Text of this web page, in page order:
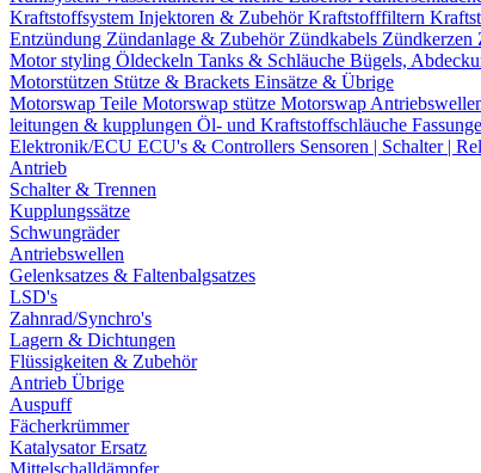
Kraftstoffsystem Injektoren & ZubehörKraftstofffiltern
Entzündung Zündanlage & Zubehör Zündkabels Zündkerzen
Motor styling Öldeckeln Tanks & Schläuche Bügels,
Motorstützen Stütze & Brackets Einsätze & Übrige
Motorswap Teile Motorswap stütze Motorswap
leitungen & kupplungen Öl- und Kraftstoffschläuche
Elektronik/ECU ECU's & Controllers Sensoren | Schalter |
Antrieb
Schalter & Trennen
Kupplungssätze
Schwungräder
Antriebswellen
Gelenksatzes & Faltenbalgsatzes
LSD's
Zahnrad/Synchro's
Lagern & Dichtungen
Flüssigkeiten & Zubehör
Antrieb Übrige
Auspuff
Fächerkrümmer
Katalysator Ersatz
Mittelschalldämpfer